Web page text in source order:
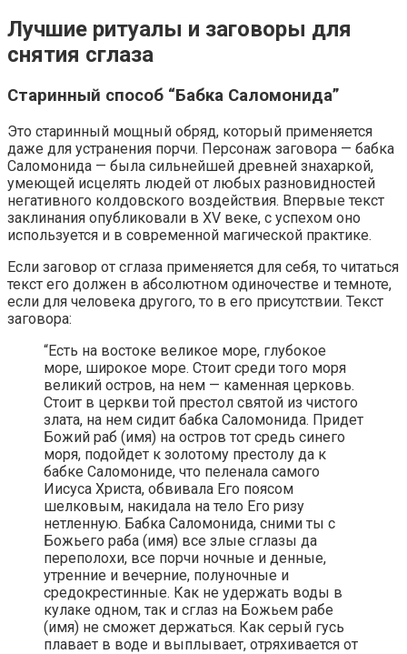
Лучшие ритуалы и заговоры для
снятия сглаза
Старинный способ “Бабка Саломонида”
Это старинный мощный обряд, который применяется
даже для устранения порчи. Персонаж заговора — бабка
Саломонида — была сильнейшей древней знахаркой,
умеющей исцелять людей от любых разновидностей
негативного колдовского воздействия. Впервые текст
заклинания опубликовали в XV веке, с успехом оно
используется и в современной магической практике.
Если заговор от сглаза применяется для себя, то читаться
текст его должен в абсолютном одиночестве и темноте,
если для человека другого, то в его присутствии. Текст
заговора:
“Есть на востоке великое море, глубокое
море, широкое море. Стоит среди того моря
великий остров, на нем — каменная церковь.
Стоит в церкви той престол святой из чистого
злата, на нем сидит бабка Саломонида. Придет
Божий раб (имя) на остров тот средь синего
моря, подойдет к золотому престолу да к
бабке Саломониде, что пеленала самого
Иисуса Христа, обвивала Его поясом
шелковым, накидала на тело Его ризу
нетленную. Бабка Саломонида, сними ты с
Божьего раба (имя) все злые сглазы да
переполохи, все порчи ночные и денные,
утренние и вечерние, полуночные и
средокрестинные. Как не удержать воды в
кулаке одном, так и сглаз на Божьем рабе
(имя) не сможет держаться. Как серый гусь
плавает в воде и выплывает, отряхивается от